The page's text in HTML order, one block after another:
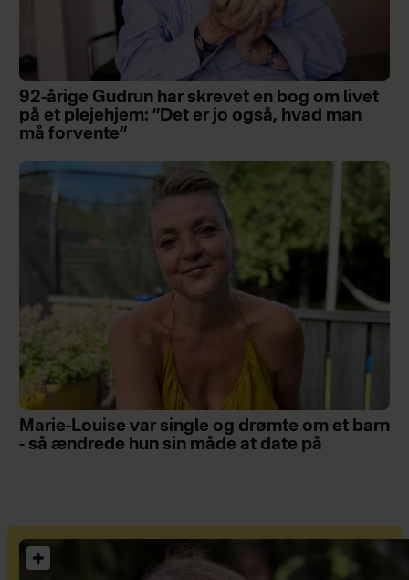
92-årige Gudrun har skrevet en bog om livet
på et plejehjem: ”Det er jo også, hvad man
må forvente”
Marie-Louise var single og drømte om et barn
- så ændrede hun sin måde at date på